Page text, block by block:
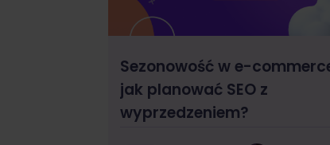
Sezonowość w e-
jak planować SEO z
wyprzedzeniem?